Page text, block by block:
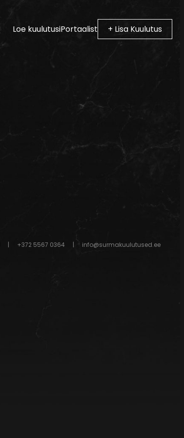
Loe kuulutusiPortaalist + Lisa Kuulutus
| +372 5567 0364 | info@surmakuulutused.ee